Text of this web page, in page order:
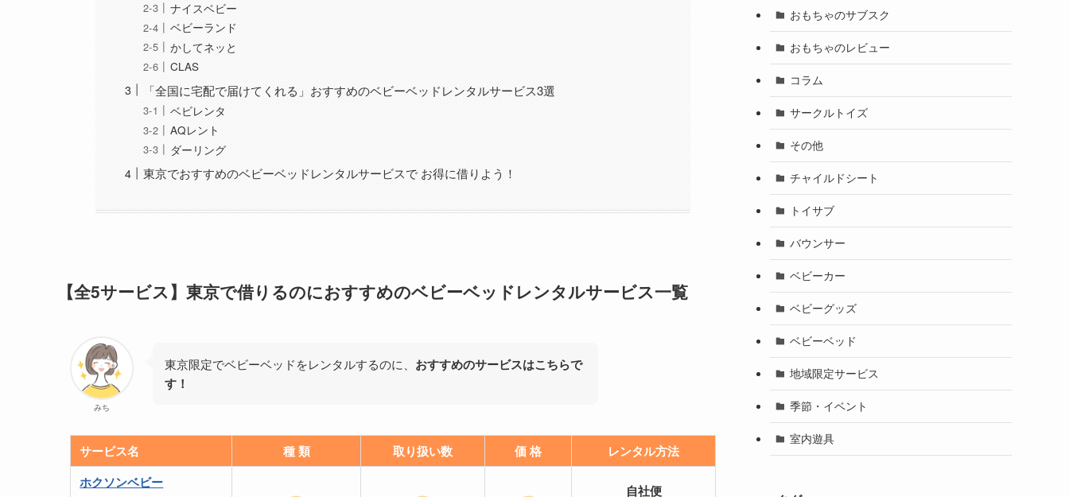
ナイスベビー
ベビーランド
かしてネッと
CLAS
「全国に宅配で届けてくれる」おすすめのベビーベッドレンタルサービス3選
ベビレンタ
AQレント
ダーリング
東京でおすすめのベビーベッドレンタルサービスで お得に借りよう！
【全5サービス】東京で借りるのにおすすめのベビーベッドレンタルサービス一覧
みち
東京限定でベビーベッドをレンタルするのに、 おすすめのサービスはこちらで
す！
サービス名 種 類 取り扱い数 価 格
レンタル方法
ホクソンベビー
自社便
おもちゃのサブスク
おもちゃのレビュー
コラム
サークルトイズ
その他
チャイルドシート
トイサブ
バウンサー
ベビーカー
ベビーグッズ
ベビーベッド
地域限定サービス
季節・イベント
室内遊具